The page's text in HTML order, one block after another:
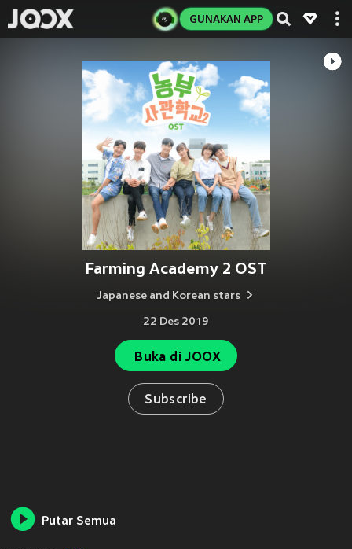
GUNAKAN APP
Farming Academy 2 OST
Japanese and Korean stars
22 Des 2019
Buka di JOOX
Subscribe
Putar Semua